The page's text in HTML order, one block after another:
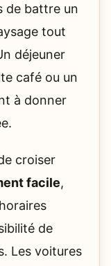
de battre un
tout
déjeuner
café ou un
à donner
croiser
facile,
de
Les voitures